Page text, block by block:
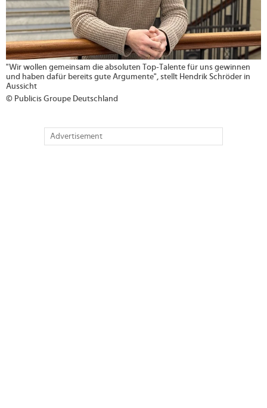
"Wir wollen gemeinsam die absoluten Top-Talente für uns gewinnen
und haben dafür bereits gute Argumente", stellt Hendrik Schröder in
Aussicht
© Publicis Groupe Deutschland
Advertisement